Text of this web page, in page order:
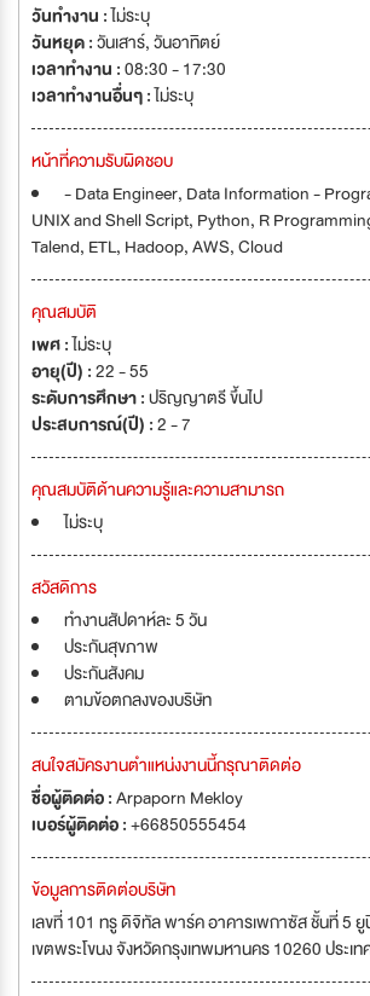
วันทำงาน :ไม่ระบุ
วันหยุด :วันเสาร์,วันอาทิตย์
เวลาทำงาน :08:30 - 17:30
เวลาทำงานอื่นๆ :ไม่ระบุ
หน้าที่ความรับผิดชอบ
- Data Engineer, Data Information -
UNIX and Shell Script, Python, R
Talend, ETL, Hadoop, AWS, Cloud
คุณสมบัติ
เพศ :ไม่ระบุ
อายุ(ปี) :22 - 55
ระดับการศึกษา :ปริญญาตรี ขึ้นไป
ประสบการณ์(ปี) :2 - 7
คุณสมบัติด้านความรู้และความสามารถ
ไม่ระบุ
สวัสดิการ
ทำงานสัปดาห์ละ 5 วัน
ประกันสุขภาพ
ประกันสังคม
ตามข้อตกลงของบริษัท
สนใจสมัครงานตำแหน่งงานนี้กรุณาติดต่อ
ชื่อผู้ติดต่อ :Arpaporn Mekloy
เบอร์ผู้ติดต่อ :+66850555454
ข้อมูลการติดต่อบริษัท
เลขที่ 101 ทรู ดิจิทัล พาร์ค อาคารเพกาซัส ชั้นที่ 5
เขตพระโขนง จังหวัดกรุงเทพมหานคร 10260 ประเท